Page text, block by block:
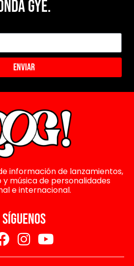
Gye.
Enviar
información de lanzamientos,
música de personalidades
e internacional.
SÍGUENOS